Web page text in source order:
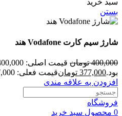
سبد خرید
بستن
شارژ سیم کارت Vodafone هند
400,000 تومان
بود.377,000 تومانقیمت فعلی: 377,000 تومان.
افزودن به علاقه مندی
فروشگاه
0 محصول سبد خرید